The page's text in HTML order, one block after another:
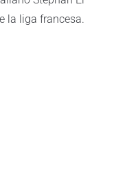
la liga francesa.